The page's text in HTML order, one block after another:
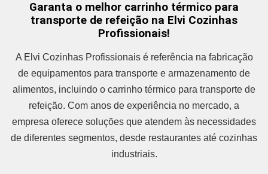
Garanta o melhor carrinho térmico para
transporte de refeição na Elvi Cozinhas
Profissionais!
A Elvi Cozinhas Profissionais é referência na fabricação
de equipamentos para transporte e armazenamento de
alimentos, incluindo o carrinho térmico para transporte de
refeição. Com anos de experiência no mercado, a
empresa oferece soluções que atendem às necessidades
de diferentes segmentos, desde restaurantes até cozinhas
industriais.